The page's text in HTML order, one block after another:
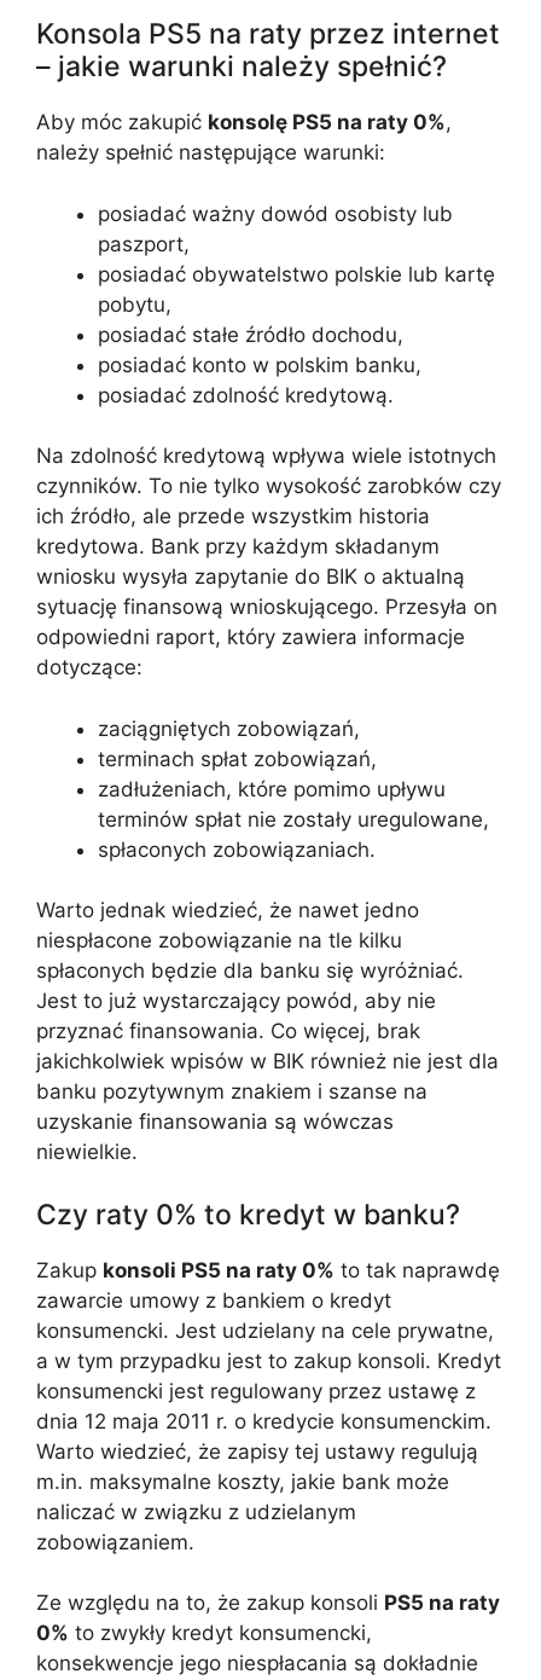
Konsola PS5 na raty przez internet
– jakie warunki należy spełnić?
Aby móc zakupić konsolę PS5 na raty 0%,
należy spełnić następujące warunki:
posiadać ważny dowód osobisty lub
paszport,
posiadać obywatelstwo polskie lub kartę
pobytu,
posiadać stałe źródło dochodu,
posiadać konto w polskim banku,
posiadać zdolność kredytową.
Na zdolność kredytową wpływa wiele istotnych
czynników. To nie tylko wysokość zarobków czy
ich źródło, ale przede wszystkim historia
kredytowa. Bank przy każdym składanym
wniosku wysyła zapytanie do BIK o aktualną
sytuację finansową wnioskującego. Przesyła on
odpowiedni raport, który zawiera informacje
dotyczące:
zaciągniętych zobowiązań,
terminach spłat zobowiązań,
zadłużeniach, które pomimo upływu
terminów spłat nie zostały uregulowane,
spłaconych zobowiązaniach.
Warto jednak wiedzieć, że nawet jedno
niespłacone zobowiązanie na tle kilku
spłaconych będzie dla banku się wyróżniać.
Jest to już wystarczający powód, aby nie
przyznać finansowania. Co więcej, brak
jakichkolwiek wpisów w BIK również nie jest dla
banku pozytywnym znakiem i szanse na
uzyskanie finansowania są wówczas
niewielkie.
Czy raty 0% to kredyt w banku?
Zakup konsoli PS5 na raty 0% to tak naprawdę
zawarcie umowy z bankiem o kredyt
konsumencki. Jest udzielany na cele prywatne,
a w tym przypadku jest to zakup konsoli. Kredyt
konsumencki jest regulowany przez ustawę z
dnia 12 maja 2011 r. o kredycie konsumenckim.
Warto wiedzieć, że zapisy tej ustawy regulują
m.in. maksymalne koszty, jakie bank może
naliczać w związku z udzielanym
zobowiązaniem.
Ze względu na to, że zakup konsoli PS5 na raty
0% to zwykły kredyt konsumencki,
konsekwencje jego niespłacania są dokładnie